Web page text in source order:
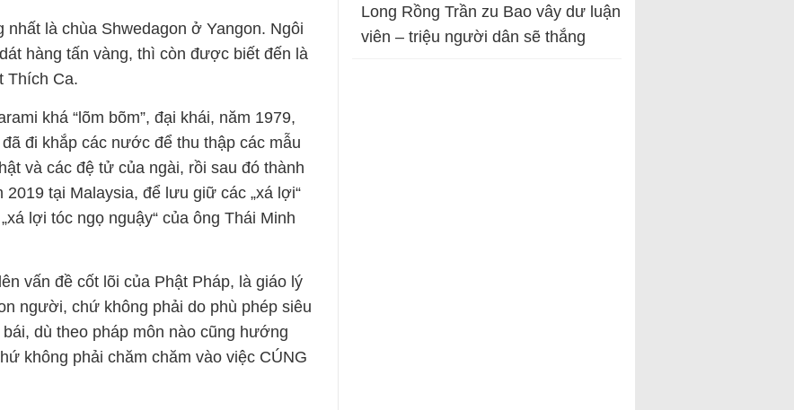
là chùa Shwedagon ở Yangon. Ngôi
hàng tấn vàng, thì còn được biết đến là
Thích Ca.
khá “lõm bõm”, đại khái, năm 1979,
đi khắp các nước để thu thập các mẫu
và các đệ tử của ngài, rồi sau đó thành
2019 tại Malaysia, để lưu giữ các „xá lợi“
lợi tóc ngọ nguậy“ của ông Thái Minh
vấn đề cốt lõi của Phật Pháp, là giáo lý
người, chứ không phải do phù phép siêu
dù theo pháp môn nào cũng hướng
không phải chăm chăm vào việc CÚNG
Long Rồng Trần zu Bao vây dư luận
viên – triệu người dân sẽ thắng